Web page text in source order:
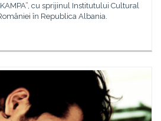
cu sprijinul Institutului Cultural
în Republica Albania.